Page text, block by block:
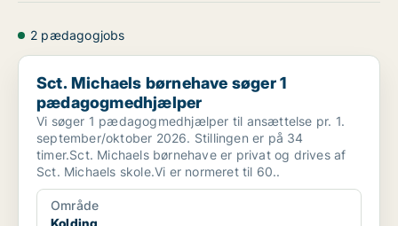
2 pædagogjobs
Sct. Michaels børnehave søger 1 pædagogmedhjælper
Sct. Michaels børnehave søger 1
pædagogmedhjælper
Vi søger 1 pædagogmedhjælper til ansættelse pr. 1.
september/oktober 2026. Stillingen er på 34
timer.Sct. Michaels børnehave er privat og drives af
Sct. Michaels skole.Vi er normeret til 60..
Område